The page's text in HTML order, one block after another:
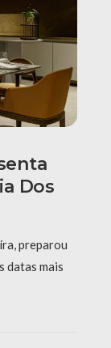
Dos
preparou
datas mais